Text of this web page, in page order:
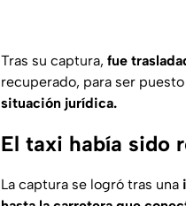
Tras su captura, fue
recuperado, para ser
situación jurídica.
El taxi había sido
La captura se logró tras una